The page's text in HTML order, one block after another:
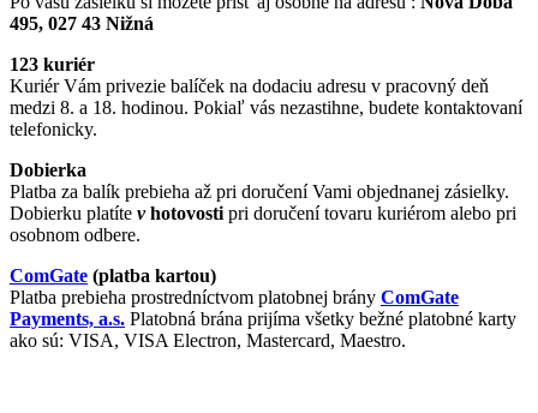
495, 027 43 Nižná
123 kuriér
Kuriér Vám privezie balíček na dodaciu adresu v pracovný deň
medzi 8. a 18. hodinou. Pokiaľ vás nezastihne, budete kontaktovaní
telefonicky.
Dobierka
Platba za balík prebieha až pri doručení Vami objednanej zásielky.
Dobierku platíte vhotovosti pri doručení tovaru kuriérom alebo pri
osobnom odbere.
ComGate (platba kartou)
Platba prebieha prostredníctvom platobnej brány ComGate
Payments, a.s. Platobná brána prijíma všetky bežné platobné karty
ako sú: VISA, VISA Electron, Mastercard, Maestro.